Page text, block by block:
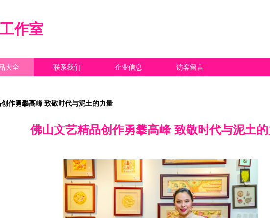
作室
大全 联系我们 企业信息 访客留言
作勇攀高峰 致敬时代与泥土的力量
佛山文艺精品创作勇攀高峰 致敬时代与泥土